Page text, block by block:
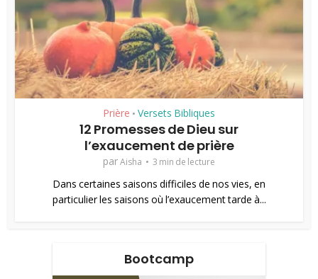
Prière • Versets Bibliques
12 Promesses de Dieu sur
l’exaucement de prière
parAisha 3 min de lecture
Dans certaines saisons difficiles de nos vies, en
particulier les saisons où l’exaucement tarde à...
Bootcamp